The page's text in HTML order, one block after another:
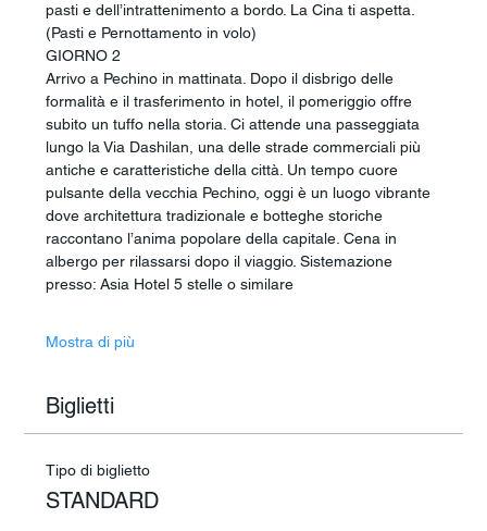
pasti e dell’intrattenimento a bordo. La Cina ti aspetta.
(Pasti e Pernottamento in volo)
GIORNO 2
Arrivo a Pechino in mattinata. Dopo il disbrigo delle
formalità e il trasferimento in hotel, il pomeriggio offre
subito un tuffo nella storia. Ci attende una passeggiata
lungo la Via Dashilan, una delle strade commerciali più
antiche e caratteristiche della città. Un tempo cuore
pulsante della vecchia Pechino, oggi è un luogo vibrante
dove architettura tradizionale e botteghe storiche
raccontano l’anima popolare della capitale. Cena in
albergo per rilassarsi dopo il viaggio. Sistemazione
presso: Asia Hotel 5 stelle o similare
Mostra di più
Biglietti
Tipo di biglietto
STANDARD